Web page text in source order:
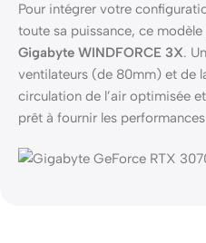
Pour intégrer votre
toute sa puissance, ce
Gigabyte WINDFORCE 3X.
ventilateurs (de 80mm) et de
circulation de l’air optimisée
prêt à fournir les